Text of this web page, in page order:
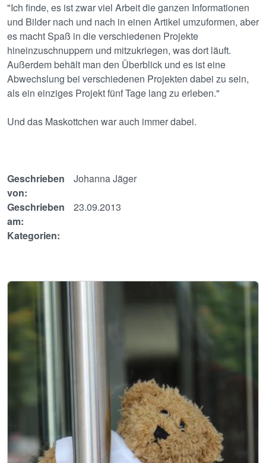
"Ich finde, es ist zwar viel Arbeit die ganzen Informationen
und Bilder nach und nach in einen Artikel umzuformen, aber
es macht Spaß in die verschiedenen Projekte
hineinzuschnuppern und mitzukriegen, was dort läuft.
Außerdem behält man den Überblick und es ist eine
Abwechslung bei verschiedenen Projekten dabei zu sein,
als ein einziges Projekt fünf Tage lang zu erleben."
Und das Maskottchen war auch immer dabei.
Geschrieben
von:
Johanna Jäger
Geschrieben
am:
23.09.2013
Kategorien:
Image